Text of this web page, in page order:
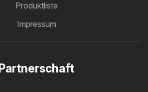
Produktliste
Impressum
Partnerschaft